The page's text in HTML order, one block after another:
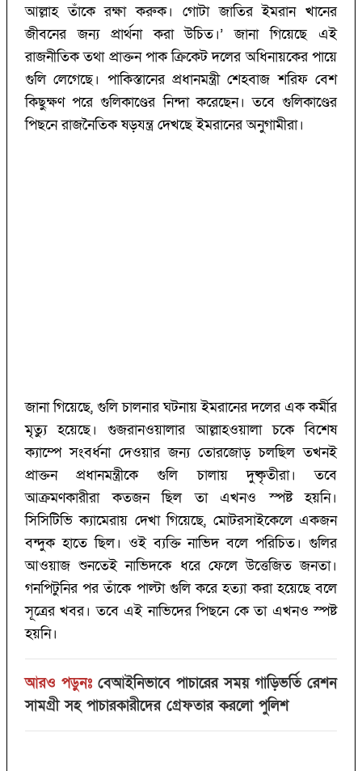
আল্লাহ তাঁকে রক্ষা করুক। গোটা জাতির ইমরান খানের
জীবনের জন্য প্রার্থনা করা উচিত।’ জানা গিয়েছে এই
রাজনীতিক তথা প্রাক্তন পাক ক্রিকেট দলের অধিনায়কের পায়ে
গুলি লেগেছে। পাকিস্তানের প্রধানমন্ত্রী শেহবাজ শরিফ বেশ
কিছুক্ষণ পরে গুলিকাণ্ডের নিন্দা করেছেন। তবে গুলিকাণ্ডের
পিছনে রাজনৈতিক ষড়যন্ত্র দেখছে ইমরানের অনুগামীরা।
জানা গিয়েছে, গুলি চালনার ঘটনায় ইমরানের দলের এক কর্মীর
মৃত্যু হয়েছে। গুজরানওয়ালার আল্লাহওয়ালা চকে বিশেষ
ক্যাম্পে সংবর্ধনা দেওয়ার জন্য তোরজোড় চলছিল তখনই
প্রাক্তন প্রধানমন্ত্রীকে গুলি চালায় দুষ্কৃতীরা। তবে
আক্রমণকারীরা কতজন ছিল তা এখনও স্পষ্ট হয়নি।
সিসিটিভি ক্যামেরায় দেখা গিয়েছে, মোটরসাইকেলে একজন
বন্দুক হাতে ছিল। ওই ব্যক্তি নাভিদ বলে পরিচিত। গুলির
আওয়াজ শুনতেই নাভিদকে ধরে ফেলে উত্তেজিত জনতা।
গনপিটুনির পর তাঁকে পাল্টা গুলি করে হত্যা করা হয়েছে বলে
সূত্রের খবর। তবে এই নাভিদের পিছনে কে তা এখনও স্পষ্ট
হয়নি।
আরও পড়ুনঃ বেআইনিভাবে পাচারের সময় গাড়িভর্তি রেশন
সামগ্রী সহ পাচারকারীদের গ্রেফতার করলো পুলিশ